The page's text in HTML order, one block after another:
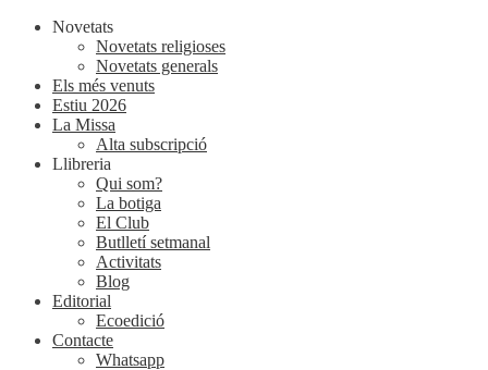
Novetats
Novetats religioses
Novetats generals
Els més venuts
Estiu 2026
La Missa
Alta subscripció
Llibreria
Qui som?
La botiga
El Club
Butlletí setmanal
Activitats
Blog
Editorial
Ecoedició
Contacte
Whatsapp